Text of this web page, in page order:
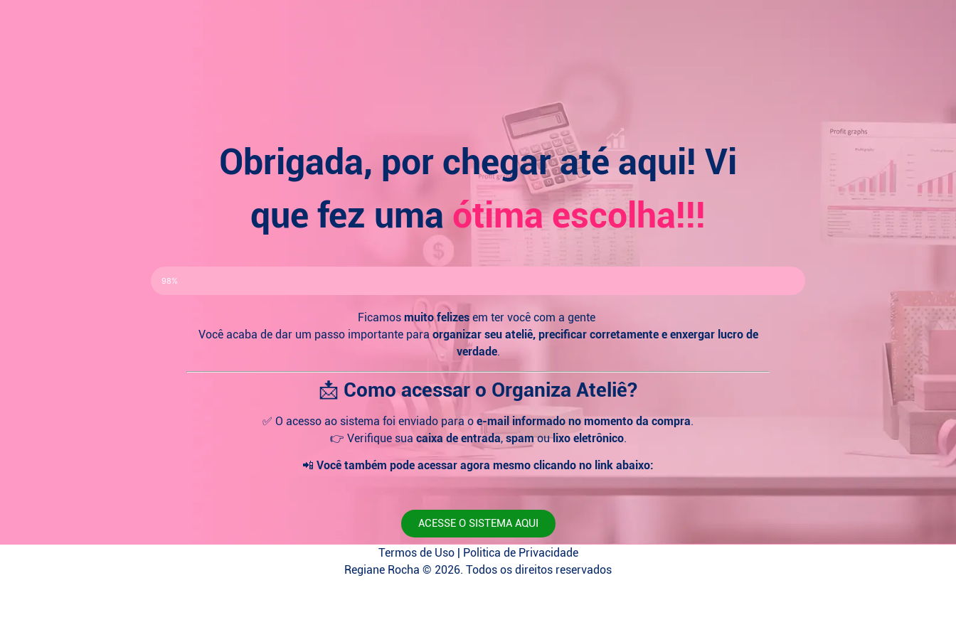
Obrigada, por chegar até aqui! Vi
que fez uma ótima escolha!!!
98%
Ficamos muito felizes em ter você com a gente
Você acaba de dar um passo importante para organizar seu ateliê, precificar corretamente e enxergar lucro de
verdade.
📩 Como acessar o Organiza Ateliê?
✅ O acesso ao sistema foi enviado para o e-mail informado no momento da compra.
👉 Verifique sua caixa de entrada,spamoulixo eletrônico.
📲 Você também pode acessar agora mesmo clicando no link abaixo:
ACESSE O SISTEMA AQUI
Termos de Uso | Politica de Privacidade
Regiane Rocha © 2026. Todos os direitos reservados